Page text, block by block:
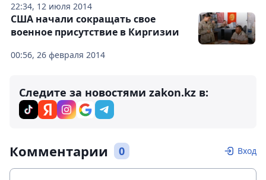
22:34, 12 июля 2014
00:56, 26 февраля 2014
США начали сокращать свое
военное присутствие в Киргизии
Следите за новостями zakon.kz в:
Комментарии 0 Вход